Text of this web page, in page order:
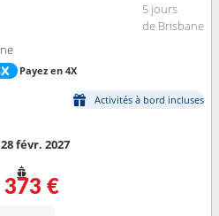
5 jours
de Brisbane
Payez en 4X
Activités à bord incluses
févr. 2027
373 €